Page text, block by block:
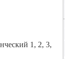
1, 2, 3,